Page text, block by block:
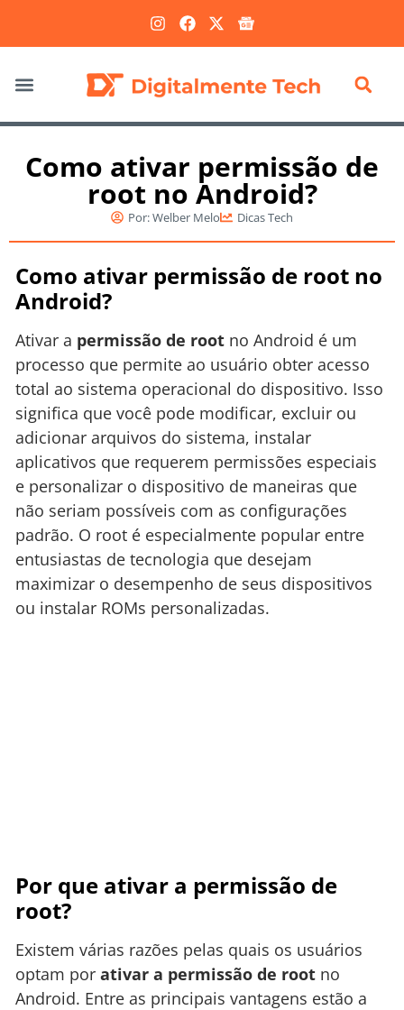
Como ativar permissão de
root no Android?
Por:Welber Melo Dicas Tech
Como ativar permissão de root no
Android?
Ativar a permissão de root no Android é um
processo que permite ao usuário obter acesso
total ao sistema operacional do dispositivo. Isso
significa que você pode modificar, excluir ou
adicionar arquivos do sistema, instalar
aplicativos que requerem permissões especiais
e personalizar o dispositivo de maneiras que
não seriam possíveis com as configurações
padrão. O root é especialmente popular entre
entusiastas de tecnologia que desejam
maximizar o desempenho de seus dispositivos
ou instalar ROMs personalizadas.
Por que ativar a permissão de
root?
Existem várias razões pelas quais os usuários
optam por ativar a permissão de root no
Android. Entre as principais vantagens estão a